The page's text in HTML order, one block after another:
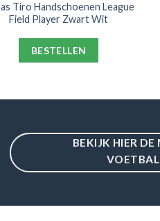
Tiro Handschoenen League
Field Player Zwart Wit
BESTELLEN
BEKIJK HIER DE